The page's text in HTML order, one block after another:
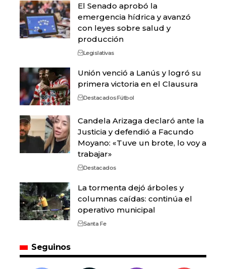
El Senado aprobó la
emergencia hídrica y avanzó
con leyes sobre salud y
producción
Legislativas
Unión venció a Lanús y logró su
primera victoria en el Clausura
DestacadosFútbol
Candela Arizaga declaró ante la
Justicia y defendió a Facundo
Moyano: «Tuve un brote, lo voy a
trabajar»
Destacados
La tormenta dejó árboles y
columnas caídas: continúa el
operativo municipal
Santa Fe
Seguinos